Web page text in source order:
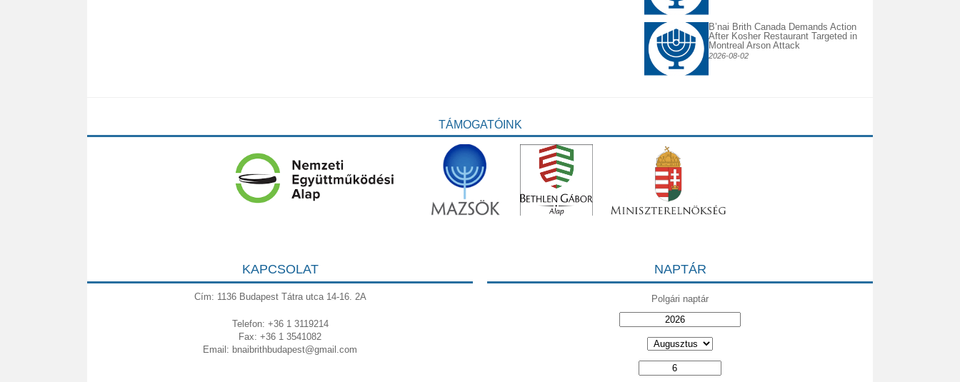
B’nai Brith Canada Demands Action
After Kosher Restaurant Targeted in
Montreal Arson Attack
2026-08-02
TÁMOGATÓINK
KAPCSOLAT
Cím: 1136 Budapest Tátra utca 14-16. 2A
Telefon: +36 1 3119214
Fax: +36 1 3541082
Email: bnaibrithbudapest@gmail.com
NAPTÁR
Polgári naptár